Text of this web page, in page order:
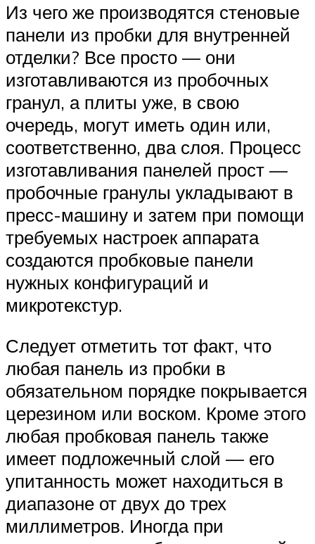
Из чего же производятся стеновые
панели из пробки для внутренней
отделки? Все просто — они
изготавливаются из пробочных
гранул, а плиты уже, в свою
очередь, могут иметь один или,
соответственно, два слоя. Процесс
изготавливания панелей прост —
пробочные гранулы укладывают в
пресс-машину и затем при помощи
требуемых настроек аппарата
создаются пробковые панели
нужных конфигураций и
микротекстур.
Следует отметить тот факт, что
любая панель из пробки в
обязательном порядке покрывается
церезином или воском. Кроме этого
любая пробковая панель также
имеет подложечный слой — его
упитанность может находиться в
диапазоне от двух до трех
миллиметров. Иногда при